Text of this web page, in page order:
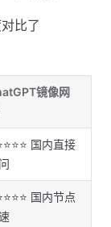
比了
镜像网
国内直接
国内节点